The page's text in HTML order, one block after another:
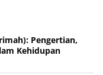
Pengertian,
Kehidupan